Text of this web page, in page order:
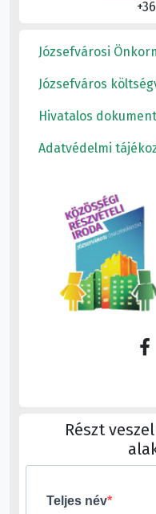
Józsefvárosi
Józsefváros
Hivatalos
Adatvédelmi
Részt
Teljes név